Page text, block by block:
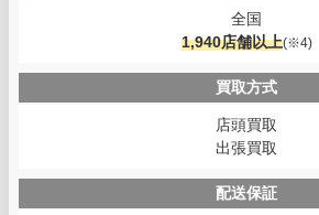
全国
1,940店舗以上(※4)
買取方式
店頭買取
出張買取
配送保証